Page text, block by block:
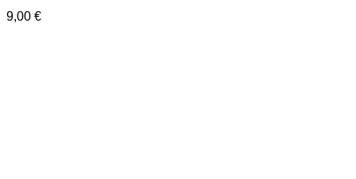
9,00 €